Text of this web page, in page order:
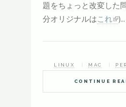
題をちょっと改変した
分オリジナルはこれ )...
CONTINUE
LINUX MAC